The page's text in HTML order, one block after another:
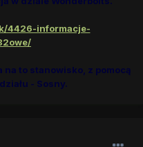
4426-informacje-
to stanowisko, z pomocą
- Sosny.